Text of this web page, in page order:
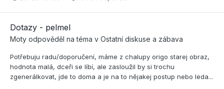
Dotazy - pelmel
Moty odpověděl na téma v Ostatní diskuse a zábava
Potřebuju radu/doporučení, máme z chalupy origo starej obraz,
hodnota malá, dceři se líbí, ale zasloužil by si trochu
zgenerálkovat, jde to doma a je na to nějakej postup nebo leda...